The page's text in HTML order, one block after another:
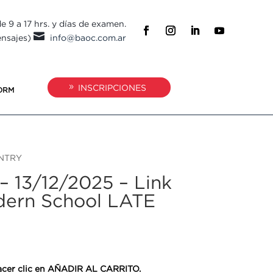
a 17 hrs. y días de examen.
 info@baoc.com.ar
INSCRIPCIONES
13/12/2025 – Link
School LATE
clic en AÑADIR AL CARRITO.